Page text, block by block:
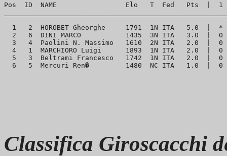
Pos  ID  NAME                 Elo   T  Fed   Pts  |
1   2  HOROBET Gheorghe     1791  1N ITA   5.0  |  *
2   6  DINI MARCO           1435  3N ITA   3.0  |  0
3   4  Paolini N. Massimo   1610  2N ITA   2.0  |  0
4   1  MARCHIORO Luigi      1893  1N ITA   2.0  |  0
5   3  Beltrami Francesco   1742  1N ITA   2.0  |  0
Classifica Giroscacchi